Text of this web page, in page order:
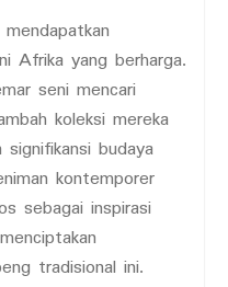
Afrika yang berharga.
seni mencari
koleksi mereka
budaya
kontemporer
sebagai inspirasi
tradisional ini.